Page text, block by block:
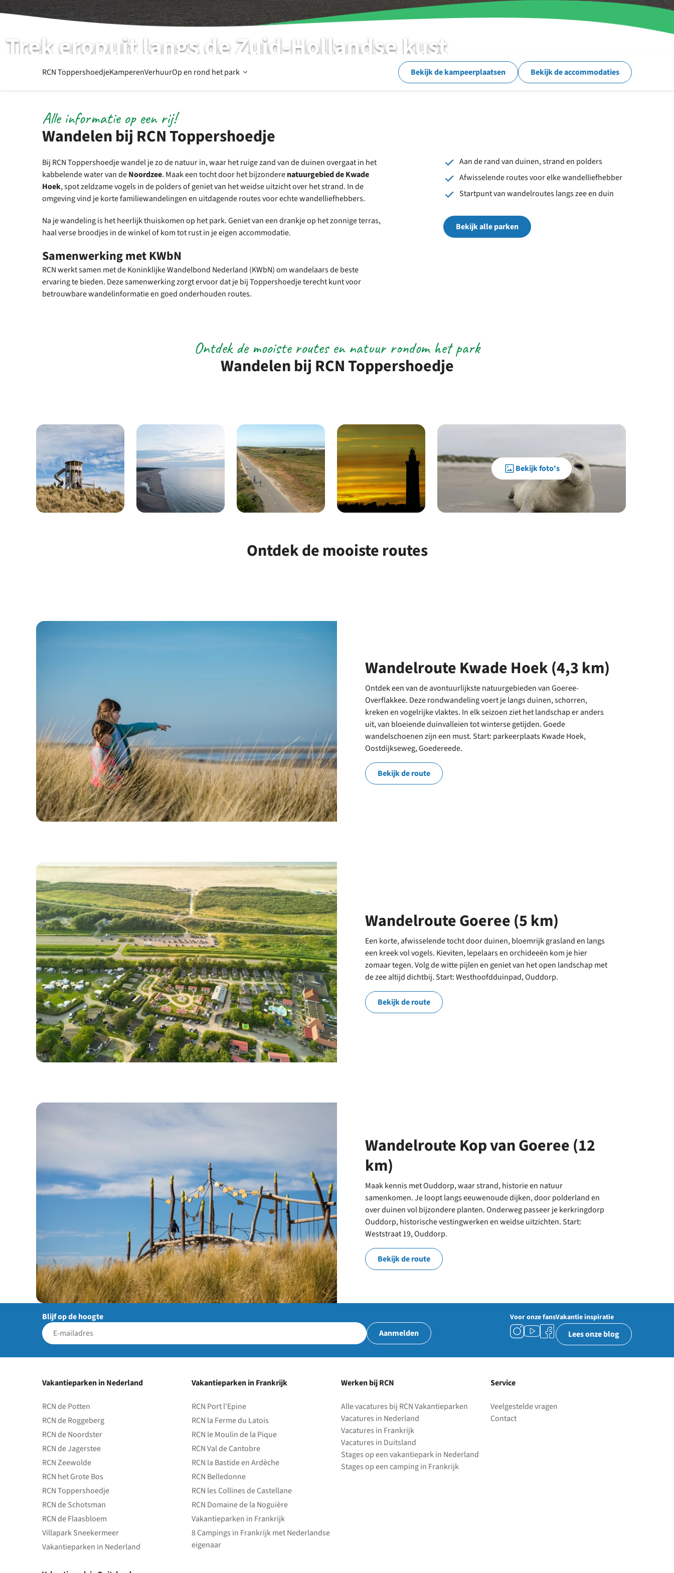
Trek eropuit langs de Zuid-Hollandse kust
Van duinen en strand tot weidse polders
RCN ToppershoedjeKamperenVerhuurOp en rond het park Open
en
rond
het
Bekijk de kampeerplaatsen Bekijk de accommodaties
Wandelen bij RCN Toppershoedje
Alle informatie op een rij!
Bij RCN Toppershoedje wandel je zo de natuur in, waar het ruige zand van de duinen overgaat in het
kabbelende water van deNoordzee. Maak een tocht door het bijzonderenatuurgebied de Kwade
Hoek, spot zeldzame vogels in de polders of geniet van het weidse uitzicht over het strand. In de
omgeving vind je korte familiewandelingen en uitdagende routes voor echte wandelliefhebbers.
Na je wandeling is het heerlijk thuiskomen op het park. Geniet van een drankje op het zonnige terras,
haal verse broodjes in de winkel of kom tot rust in je eigen accommodatie.
Samenwerking met KWbN
RCN werkt samen met de Koninklijke Wandelbond Nederland (KWbN) om wandelaars de beste
ervaring te bieden. Deze samenwerking zorgt ervoor dat je bij Toppershoedje terecht kunt voor
betrouwbare wandelinformatie en goed onderhouden routes.
Aan de rand van duinen, strand en polders
Afwisselende routes voor elke wandelliefhebber
Startpunt van wandelroutes langs zee en duin
Bekijk alle parken
Wandelen bij RCN Toppershoedje
Ontdek de mooiste routes en natuur rondom het park
Bekijk foto's
Ontdek de mooiste routes
Wandelroute Kwade Hoek (4,3 km)
Ontdek een van de avontuurlijkste natuurgebieden van Goeree-
Overflakkee. Deze rondwandeling voert je langs duinen, schorren,
kreken en vogelrijke vlaktes. In elk seizoen ziet het landschap er anders
uit, van bloeiende duinvalleien tot winterse getijden. Goede
wandelschoenen zijn een must. Start: parkeerplaats Kwade Hoek,
Oostdijkseweg, Goedereede.
Bekijk de route
Wandelroute Goeree (5 km)
Een korte, afwisselende tocht door duinen, bloemrijk grasland en langs
een kreek vol vogels. Kieviten, lepelaars en orchideeën kom je hier
zomaar tegen. Volg de witte pijlen en geniet van het open landschap met
de zee altijd dichtbij. Start: Westhoofdduinpad, Ouddorp.
Bekijk de route
Wandelroute Kop van Goeree (12
km)
Maak kennis met Ouddorp, waar strand, historie en natuur
samenkomen. Je loopt langs eeuwenoude dijken, door polderland en
over duinen vol bijzondere planten. Onderweg passeer je kerkringdorp
Ouddorp, historische vestingwerken en weidse uitzichten. Start:
Weststraat 19, Ouddorp.
Bekijk de route
Blijf op de hoogte
Aanmelden
Voor onze fansVakantie inspiratie
Lees onze blog
Vakantieparken in Nederland
RCN de Potten
RCN de Roggeberg
RCN de Noordster
RCN de Jagerstee
RCN Zeewolde
RCN het Grote Bos
RCN Toppershoedje
RCN de Schotsman
RCN de Flaasbloem
Villapark Sneekermeer
Vakantieparken in Nederland
Vakantieparken in Frankrijk
RCN Port l'Epine
RCN la Ferme du Latois
RCN le Moulin de la Pique
RCN Val de Cantobre
RCN la Bastide en Ardèche
RCN Belledonne
RCN les Collines de Castellane
RCN Domaine de la Noguière
Vakantieparken in Frankrijk
8 Campings in Frankrijk met Nederlandse
eigenaar
Werken bij RCN
Alle vacatures bij RCN Vakantieparken
Vacatures in Nederland
Vacatures in Frankrijk
Vacatures in Duitsland
Stages op een vakantiepark in Nederland
Stages op een camping in Frankrijk
Service
Veelgestelde vragen
Contact